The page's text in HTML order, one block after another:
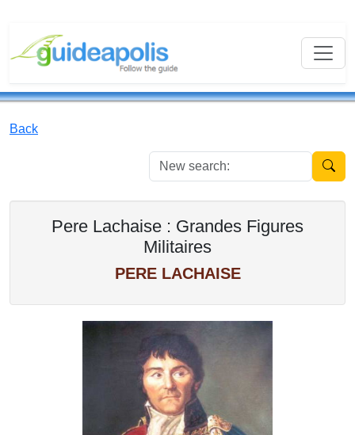
Back
New
Pere Lachaise : Grandes Figures
Militaires
PERE LACHAISE